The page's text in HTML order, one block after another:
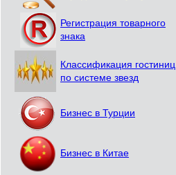
Регистрация товарного
знака
Классификация гостиниц
по системе звезд
Бизнес в Турции
Бизнес в Китае